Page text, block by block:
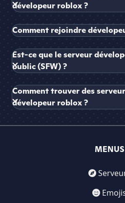
dévelopeur roblox ?
Comment rejoindre
Est-ce que le serveur
public (SFW) ?
Comment trouver des
dévelopeur roblox ?
MENUS